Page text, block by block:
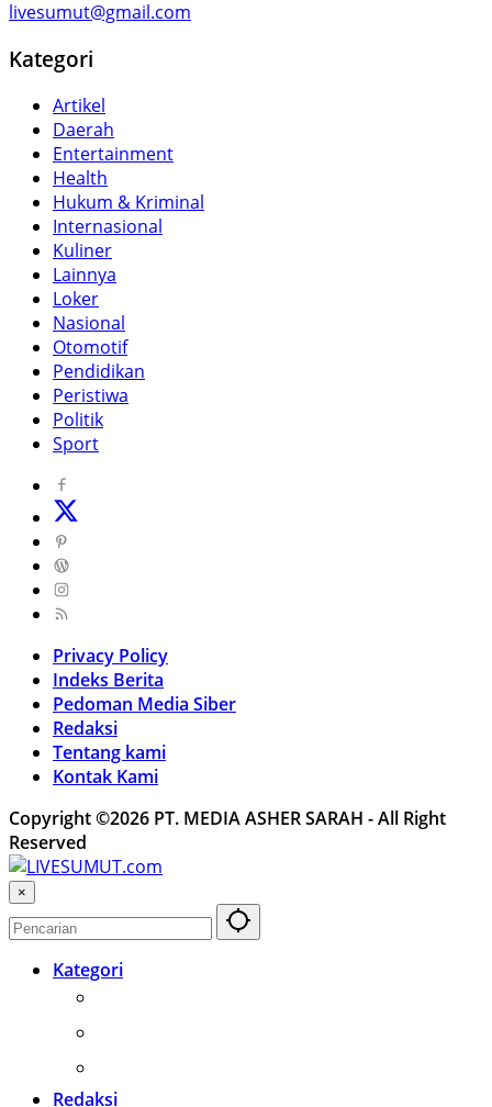
livesumut@gmail.com
Kategori
Artikel
Daerah
Entertainment
Health
Hukum & Kriminal
Internasional
Kuliner
Lainnya
Loker
Nasional
Otomotif
Pendidikan
Peristiwa
Politik
Sport
Privacy Policy
Indeks Berita
Pedoman Media Siber
Redaksi
Tentang kami
Kontak Kami
Copyright ©2026 PT. MEDIA ASHER SARAH - All Right
Reserved
×
Kategori
Redaksi